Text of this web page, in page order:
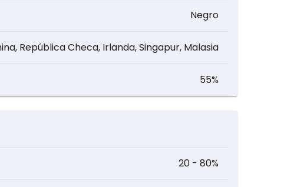
Negro
República Checa, Irlanda, Singapur, Malasia
55%
20 - 80%